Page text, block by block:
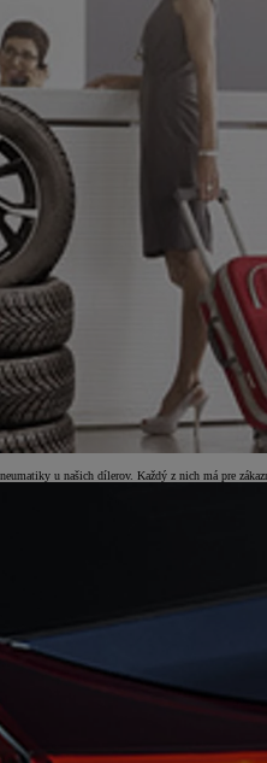
u našich dílerov. Každý z nich má pre